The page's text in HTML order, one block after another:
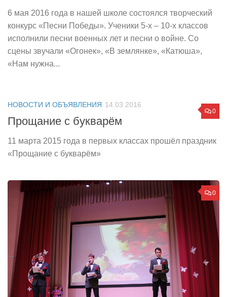
6 мая 2016 года в нашей школе состоялся творческий
конкурс «Песни Победы». Ученики 5-х – 10-х классов
исполнили песни военных лет и песни о войне. Со
сцены звучали «Огонек», «В землянке», «Катюша»,
«Нам нужна...
0
НОВОСТИ И ОБЪЯВЛЕНИЯ 14.03.2016
Прощание с букварём
11 марта 2015 года в первых классах прошёл праздник
«Прощание с букварём»
0